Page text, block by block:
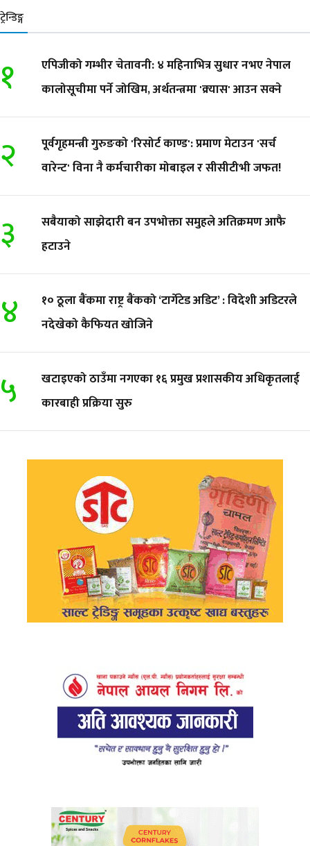
ट्रेन्डिङ्ग
१
एपिजीको गम्भीर चेतावनी: ४ महिनाभित्र सुधार नभए नेपाल
कालोसूचीमा पर्ने जोखिम, अर्थतन्त्रमा 'क्र्यास' आउन सक्ने
२
पूर्वगृहमन्त्री गुरुङको 'रिसोर्ट काण्ड': प्रमाण मेटाउन 'सर्च
वारेन्ट' विना नै कर्मचारीका मोबाइल र सीसीटीभी जफत!
३
सबैयाको साझेदारी बन उपभोक्ता समुहले अतिक्रमण आफै
हटाउने
४
१० ठूला बैंकमा राष्ट्र बैंकको ‘टार्गेटेड अडिट’ : विदेशी अडिटरले
नदेखेको कैफियत खोजिने
५
खटाइएको ठाउँमा नगएका १६ प्रमुख प्रशासकीय अधिकृतलाई
कारबाही प्रक्रिया सुरु